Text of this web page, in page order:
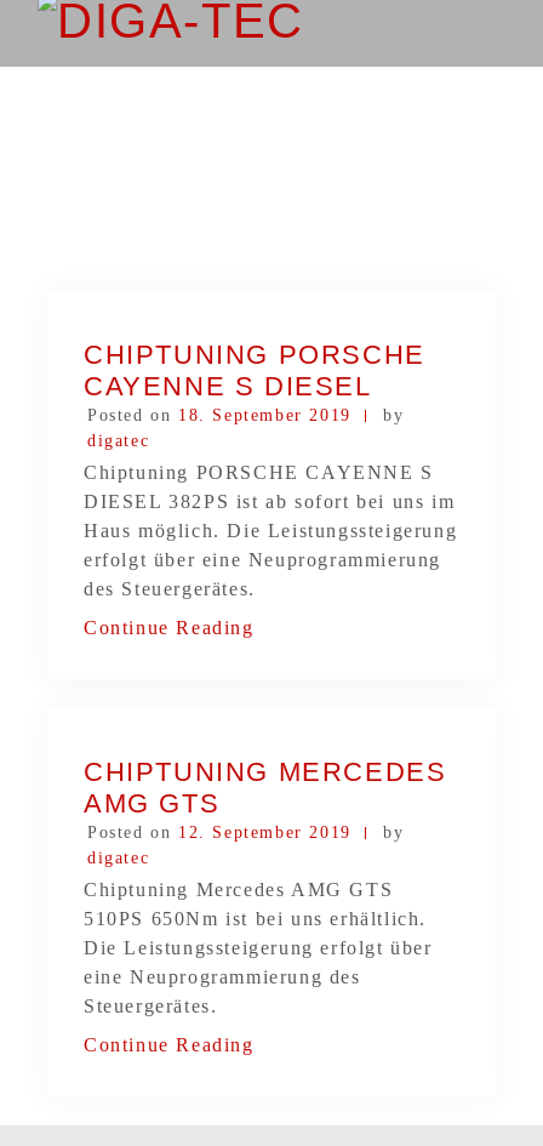
CHIPTUNING PORSCHE
CAYENNE S DIESEL
Posted on 18. September 2019
by
digatec
Chiptuning PORSCHE CAYENNE S
DIESEL 382PS ist ab sofort bei uns im
Haus möglich. Die Leistungssteigerung
erfolgt über eine Neuprogrammierung
des Steuergerätes.
Continue Reading
CHIPTUNING MERCEDES
AMG GTS
Posted on 12. September 2019
by
digatec
Chiptuning Mercedes AMG GTS
510PS 650Nm ist bei uns erhältlich.
Die Leistungssteigerung erfolgt über
eine Neuprogrammierung des
Steuergerätes.
Continue Reading